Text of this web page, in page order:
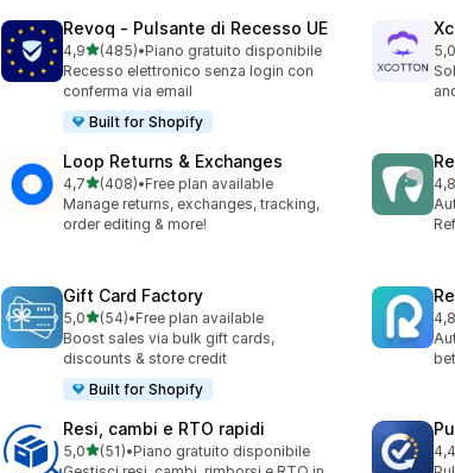
Revoq ‑ Pulsante di Recesso UE
4,9stelle su 5
(485)
485 recensioni totali
•Piano gratuito disponibile
Recesso elettronico senza login con
conferma via email
Built for Shopify
5,0
Loop Returns & Exchanges
4,7stelle su 5
(408)
408 recensioni totali
•Free plan available
Manage returns, exchanges, tracking,
order editing & more!
4,8
Gift Card Factory
5,0stelle su 5
(54)
54 recensioni totali
•Free plan available
Boost sales via bulk gift cards,
discounts & store credit
Built for Shopify
4,8
Resi, cambi e RTO rapidi
5,0stelle su 5
(51)
51 recensioni totali
•Piano gratuito disponibile
4,4
23